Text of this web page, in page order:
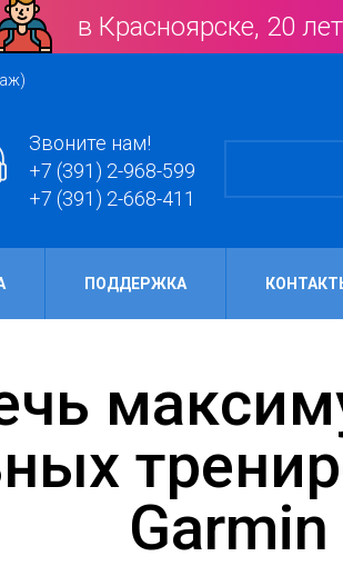
в Красноярске, 20
Звоните нам!
+7 (391) 2-968-599
+7 (391) 2-668-411
ПОДДЕРЖКА
Garmin